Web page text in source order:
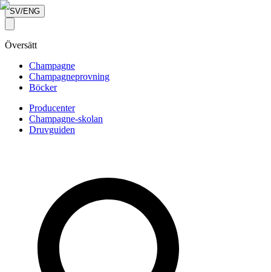
SV/ENG
Översätt
Champagne
Champagneprovning
Böcker
Producenter
Champagne-skolan
Druvguiden